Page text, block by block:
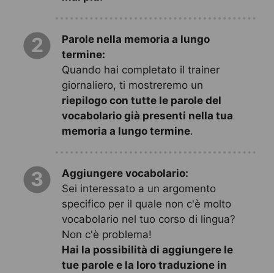
2
Parole nella memoria a lungo
termine:
Quando hai completato il trainer
giornaliero, ti mostreremo un
riepilogo con tutte le parole del
vocabolario già presenti nella tua
memoria a lungo termine.
3
Aggiungere vocabolario:
Sei interessato a un argomento
specifico per il quale non c'è molto
vocabolario nel tuo corso di lingua?
Non c'è problema!
Hai la possibilità di aggiungere le
tue parole e la loro traduzione in